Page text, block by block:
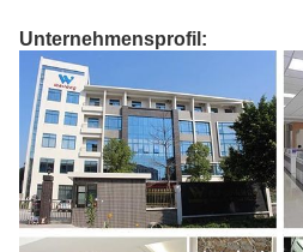
Unternehmensprofil: